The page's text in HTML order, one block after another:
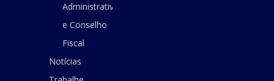
Administrativa
e Conselho
Fiscal
Notícias